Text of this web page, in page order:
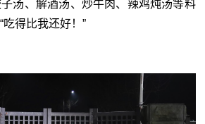
汤、解酒汤、炒牛肉、辣鸡炖汤等料
得比我还好！”